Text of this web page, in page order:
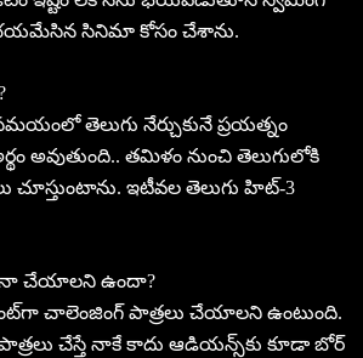
సినిమా కోసం చేశాను.
తెలుగు నేర్చుకునే ప్రయత్నం
అవుతుంది.. తమిళం నుంచి తెలుగులోకి
ఇటీవల తెలుగు హిట్‌-3
చేయాలని ఉందా?
చాలెంజింగ్‌ పాత్రలు చేయాలని ఉంటుంది.
చేస్తే నాకే కాదు ఆడియన్స్‌కు కూడా బోర్‌